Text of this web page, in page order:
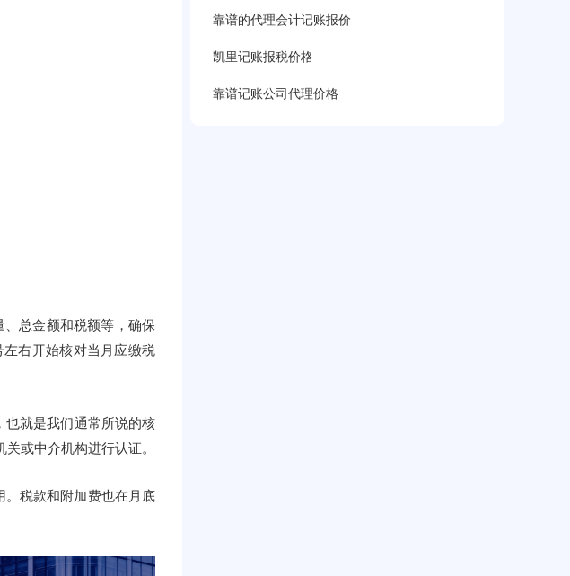
总金额和税额等，确保
右开始核对当月应缴税
也就是我们通常所说的核
或中介机构进行认证。
。税款和附加费也在月底
靠谱的代理会计记账报价
凯里记账报税价格
靠谱记账公司代理价格